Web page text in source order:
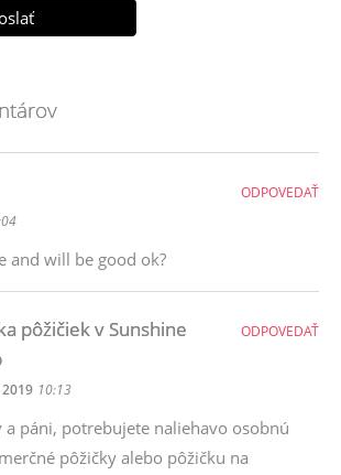
and will be good ok?
ODPOVEDAŤ
pôžičiek v Sunshine
10:13
a páni, potrebujete naliehavo osobnú
pôžičky alebo pôžičku na
ODPOVEDAŤ